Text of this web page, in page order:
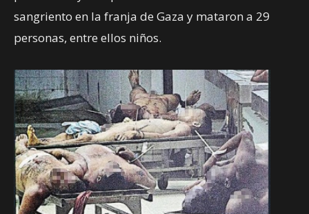
sangriento en la franja de Gaza y mataron a 29
personas, entre ellos niños.